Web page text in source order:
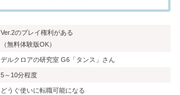
Ver.2のプレイ権利がある
（無料体験版OK）
デルクロアの研究室 G6「タンス」さん
5～10分程度
どうぐ使いに転職可能になる